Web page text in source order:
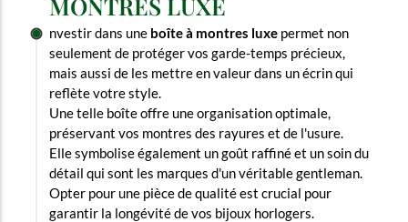
nvestir dans une boîte à montres luxe permet non
seulement de protéger vos garde-temps précieux,
mais aussi de les mettre en valeur dans un écrin qui
reflète votre style.
Une telle boîte offre une organisation optimale,
préservant vos montres des rayures et de l'usure.
Elle symbolise également un goût raffiné et un soin du
détail qui sont les marques d'un véritable gentleman.
Opter pour une pièce de qualité est crucial pour
garantir la longévité de vos bijoux horlogers.